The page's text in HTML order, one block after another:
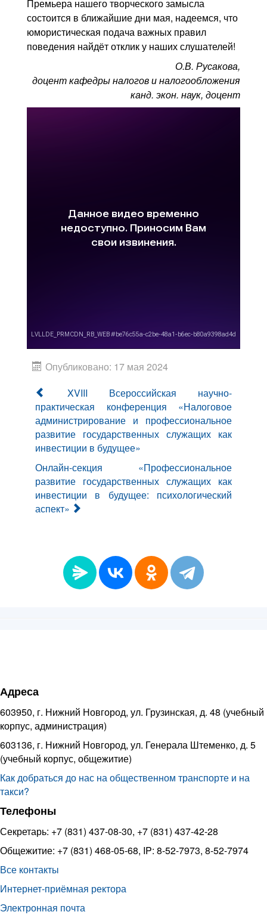
Премьера нашего творческого замысла
состоится в ближайшие дни мая, надеемся, что
юмористическая подача важных правил
поведения найдёт отклик у наших слушателей!
О.В. Русакова,
доцент кафедры налогов и налогообложения
канд. экон. наук, доцент
Опубликовано: 17 мая 2024
XVIII Всероссийская научно-
практическая конференция «Налоговое
администрирование и профессиональное
развитие государственных служащих как
инвестиции в будущее»
Онлайн-секция «Профессиональное
развитие государственных служащих как
инвестиции в будущее: психологический
аспект»
Адреса
603950, г. Нижний Новгород, ул. Грузинская, д. 48 (учебный
корпус, администрация)
603136, г. Нижний Новгород, ул. Генерала Штеменко, д. 5
(учебный корпус, общежитие)
Как добраться до нас на общественном транспорте и на
такси?
Телефоны
Секретарь: +7 (831) 437-08-30, +7 (831) 437-42-28
Общежитие: +7 (831) 468-05-68, IP: 8-52-7973, 8-52-7974
Все контакты
Интернет-приёмная ректора
Электронная почта